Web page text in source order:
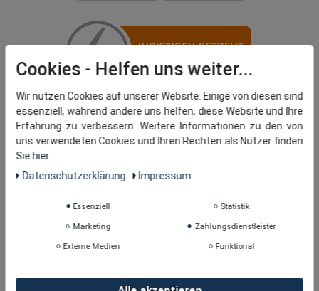
Cookies
Wir nutzen Cookies auf unserer Website. Einige von diesen sind
essenziell, während andere uns helfen, diese Website und Ihre
Erfahrung zu verbessern. Weitere Informationen zu den von
uns verwendeten Cookies und Ihren Rechten als Nutzer finden
Sie hier:
Daten­schutz­erklärung
Impressum
Essenziell Statistik
Marketing Zahlungsdienstleister
Externe Medien Funktional